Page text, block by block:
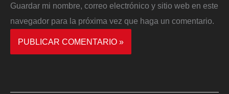
Guardar mi nombre, correo electrónico y sitio web en este
navegador para la próxima vez que haga un comentario.